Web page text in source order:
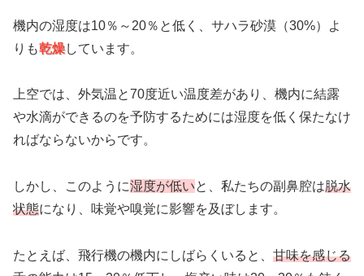
機内の湿度は10％～20％と低く、サハラ砂漠（30%）よ
りも乾燥しています。
上空では、外気温と70度近い温度差があり、機内に結露
や水滴ができるのを予防するためには湿度を低く保たなけ
ればならないからです。
しかし、このように湿度が低いと、私たちの副鼻腔は脱水
状態になり、味覚や嗅覚に影響を及ぼします。
たとえば、飛行機の機内にしばらくいると、 甘味を感じる